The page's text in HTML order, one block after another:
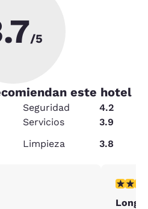
/5
este hotel
Seguridad
4.2
Servicios
3.9
Limpieza 3.8
bueno. 1 reseña
Long